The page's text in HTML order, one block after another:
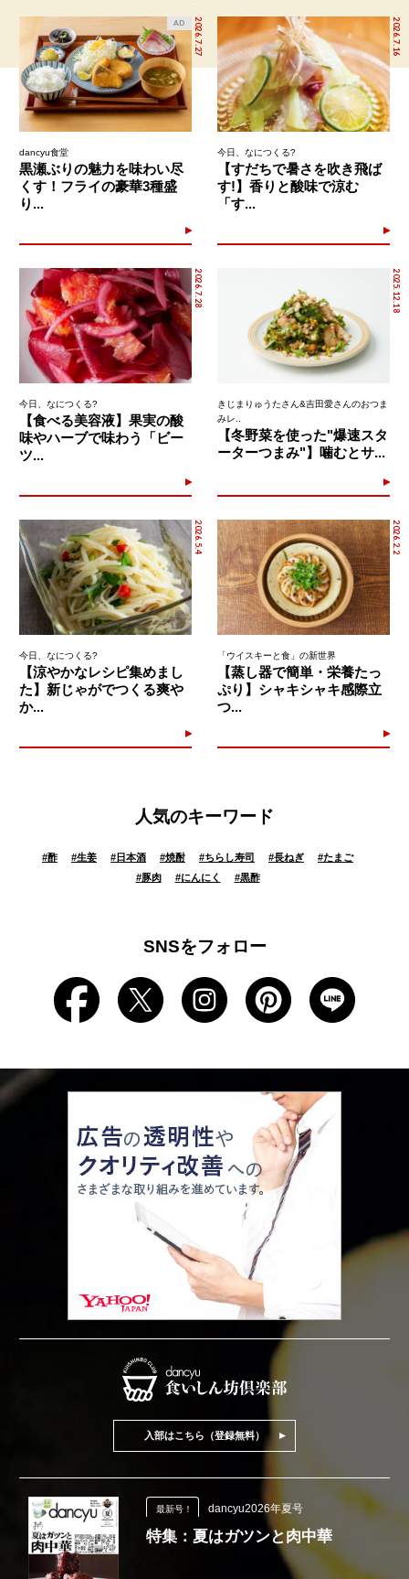
2026.7.27
AD
dancyu食堂
黒瀬ぶりの魅力を味わい尽
くす！フライの豪華3種盛
り...
2026.7.16
今日、なにつくる?
【すだちで暑さを吹き飛ば
す!】香りと酸味で涼む
「す...
2026.7.28
今日、なにつくる?
【食べる美容液】果実の酸
味やハーブで味わう「ビー
ツ...
2025.12.18
きじまりゅうたさん&吉田愛さんのおつま
みレ..
【冬野菜を使った"爆速スタ
ーターつまみ"】噛むとサ...
2026.5.4
今日、なにつくる?
【涼やかなレシピ集めまし
た】新じゃがでつくる爽や
か...
2026.2.2
「ウイスキーと食」の新世界
【蒸し器で簡単・栄養たっ
ぷり】シャキシャキ感際立
つ...
人気のキーワード
#酢 #生姜 #日本酒 #焼酎 #ちらし寿司 #長ねぎ #たまご
#豚肉 #にんにく #黒酢
SNSをフォロー
入部はこちら（登録無料）
最新号！ dancyu2026年夏号
特集：夏はガツンと肉中華